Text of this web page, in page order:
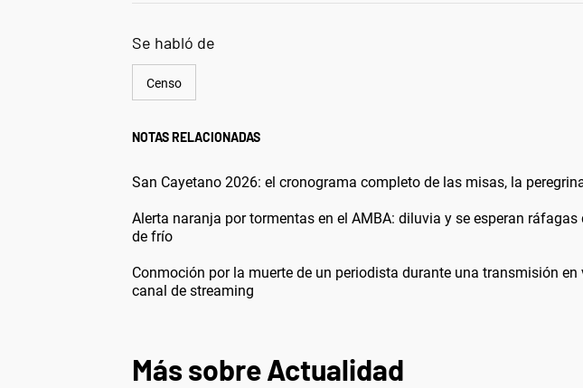
Se habló de
Censo
NOTAS RELACIONADAS
San Cayetano 2026: el cronograma completo de las misas, la
Alerta naranja por tormentas en el AMBA: diluvia y se esperan
de frío
Conmoción por la muerte de un periodista durante una transmisión en
canal de streaming
Más sobre Actualidad